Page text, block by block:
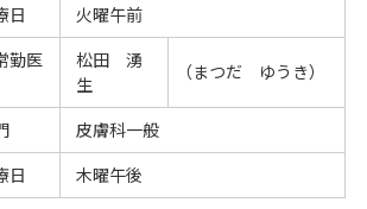
日
火曜午前
勤医
松田 湧
生
（まつだ ゆうき）
皮膚科一般
日
木曜午後